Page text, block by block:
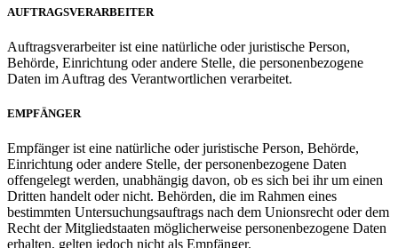
AUFTRAGSVERARBEITER
Auftragsverarbeiter ist eine natürliche oder juristische Person,
Behörde, Einrichtung oder andere Stelle, die personenbezogene
Daten im Auftrag des Verantwortlichen verarbeitet.
EMPFÄNGER
Empfänger ist eine natürliche oder juristische Person, Behörde,
Einrichtung oder andere Stelle, der personenbezogene Daten
offengelegt werden, unabhängig davon, ob es sich bei ihr um einen
Dritten handelt oder nicht. Behörden, die im Rahmen eines
bestimmten Untersuchungsauftrags nach dem Unionsrecht oder dem
Recht der Mitgliedstaaten möglicherweise personenbezogene Daten
erhalten, gelten jedoch nicht als Empfänger.